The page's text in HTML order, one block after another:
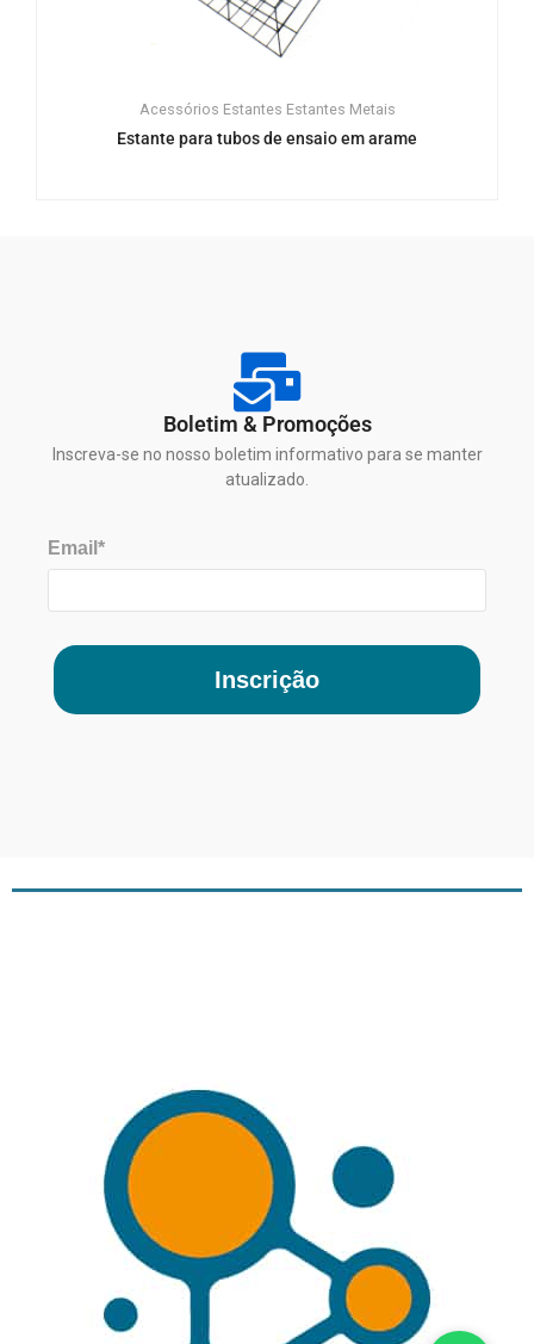
Acessórios Estantes Estantes Metais
Estante para tubos de ensaio em arame
Boletim & Promoções
Inscreva-se no nosso boletim informativo para se manter
atualizado.
Email*
Inscrição